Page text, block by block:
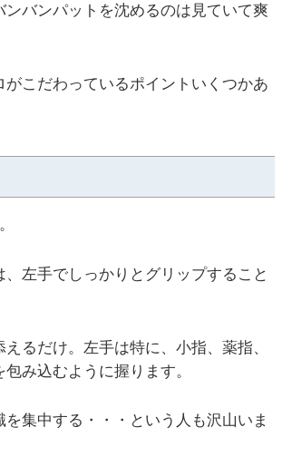
ンバンパットを沈めるのは見ていて爽
がこだわっているポイントいくつかあ
左手でしっかりとグリップすること
るだけ。左手は特に、小指、薬指、
み込むように握ります。
集中する・・・という人も沢山いま